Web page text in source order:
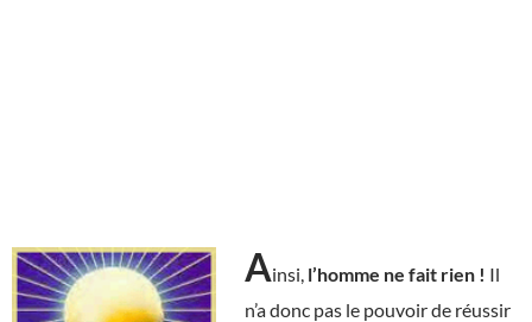
Ainsi, l’homme ne fait rien ! Il
n’a donc pas le pouvoir de réussir